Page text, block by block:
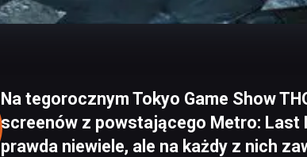
Na tegorocznym Tokyo Game Show
screenów z powstającego Metro: Last
prawda niewiele, ale na każdy z nich